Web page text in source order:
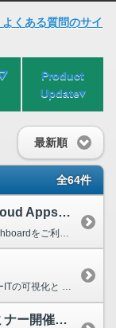
Product
Update▾
最新順
全64件
Applications Dashboard機能(旧：Cloud Apps Dashboard機能）について
CatoのCASB機能の一部として、Applications Dashboardをご利用いただくことにより、 Shadow ITやSaaSアプリごとの利用状況を可視化することが可能です。 ※...
近年、システム管理者が把握できていないシャドーITの可視化と クラウドサービス利用の適切な制御を行うCASB機能は 欠かせない情報セキュリティ対策ソリューションとなっています。 Catoに...
Cato SASE Cloudの2026年1月のセミナー開催日を教えてください。